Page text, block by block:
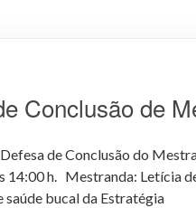
Conclusão de
de Conclusão do
14:00 h. Mestranda: Letícia
saúde bucal da Estratégia